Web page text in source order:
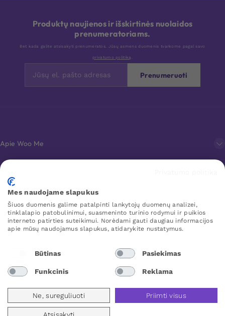
Produktų naujienos ir išskirtinės nuolaidos
prenumeratoriams.
Bet kada galite atsisakyti prenumeratos. Jūsų asmens duomenis tvarkome pagal savo
privatumo politiką .
Prenumeruoti
Apie Woo Me
Klientų aptarnavimas
Mėgstamiausi
WOO ME
Mes naudojame slapukus
Šiuos duomenis galime patalpinti lankytojų duomenų analizei,
tinklalapio patobulinimui, suasmeninto turinio rodymui ir puikios
interneto patirties suteikimui. Norėdami gauti daugiau informacijos
apie mūsų naudojamus slapukus, atidarykite nustatymus.
Būtinas Pasiekimas
Funkcinis Reklama
Ne, sureguliuoti Priimti visus